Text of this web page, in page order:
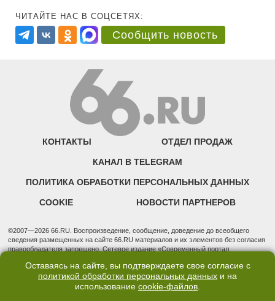
ЧИТАЙТЕ НАС В СОЦСЕТЯХ:
Сообщить новость
КОНТАКТЫ ОТДЕЛ ПРОДАЖ
КАНАЛ В TELEGRAM
ПОЛИТИКА ОБРАБОТКИ ПЕРСОНАЛЬНЫХ ДАННЫХ
COOKIE НОВОСТИ ПАРТНЕРОВ
©2007—2026 66.RU. Воспроизведение, сообщение, доведение до всеобщего
сведения размещенных на сайте 66.RU материалов и их элементов без согласия
правообладателя запрещено. Сетевое издание «Современный портал
надзору в сфере связи, информационных технологий и массовых коммуникаций
(Роскомнадзор). Регистрационный номер ЭЛ № ФС 77 - 76634 от 02.09.2019
Учредитель: Общество с ограниченной ответственностью "66.ру". Юридический
Оставаясь на сайте, вы подтверждаете свое согласие с
политикой обработки персональных данных и на
использование cookie-файлов.